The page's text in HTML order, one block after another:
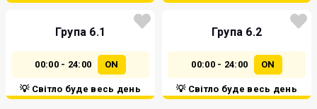
Група 6.1
00:00 - 24:00 ON
💡 Світло буде весь день
Група 6.2
00:00 - 24:00 ON
💡 Світло буде весь день